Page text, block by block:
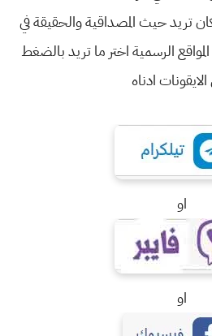
تريد حيث المصداقية والحقيقة في
الرسمية اختر ما تريد بالضغط
ادناه
او
او